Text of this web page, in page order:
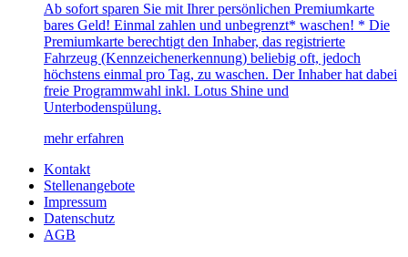
Ab sofort sparen Sie mit Ihrer persönlichen Premiumkarte
bares Geld! Einmal zahlen und unbegrenzt* waschen! * Die
Premiumkarte berechtigt den Inhaber, das registrierte
Fahrzeug (Kennzeichenerkennung) beliebig oft, jedoch
höchstens einmal pro Tag, zu waschen. Der Inhaber hat dabei
freie Programmwahl inkl. Lotus Shine und
Unterbodenspülung.
mehr erfahren
Kontakt
Stellenangebote
Impressum
Datenschutz
AGB